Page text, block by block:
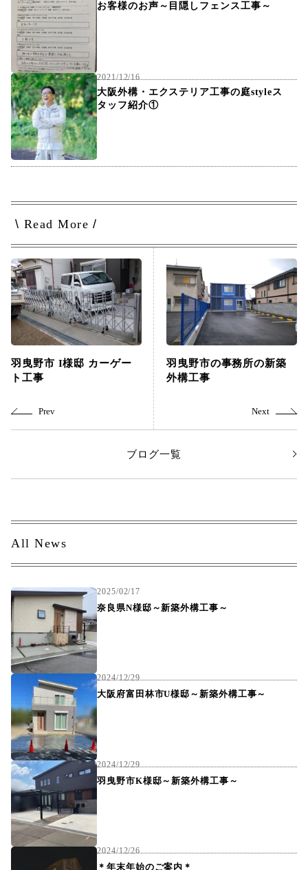
お客様のお声～目隠しフェンス工事～
2021/12/16
大阪外構・エクステリア工事の庭styleス
タッフ紹介①
\ Read More /
羽曳野市 I様邸 カーゲー
ト工事
羽曳野市の事務所の新築
外構工事
ブログ一覧
All News
2025/02/17
奈良県N様邸～新築外構工事～
2024/12/29
大阪府富田林市U様邸～新築外構工事～
2024/12/29
羽曳野市K様邸～新築外構工事～
2024/12/26
＊年末年始のご案内＊